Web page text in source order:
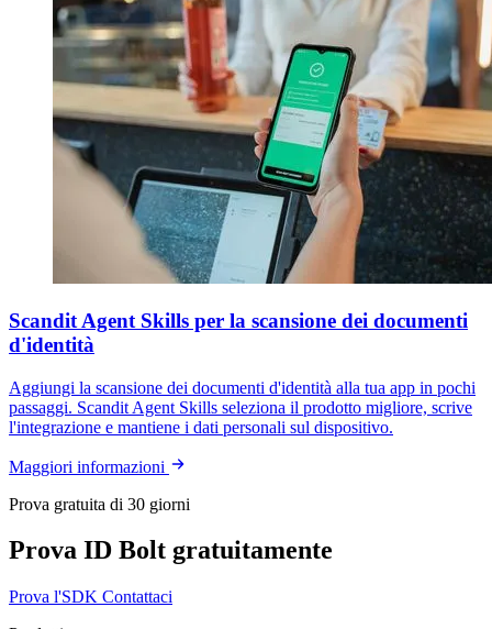
Scandit Agent Skills per la scansione dei documenti
d'identità
Aggiungi la scansione dei documenti d'identità alla tua app in pochi
passaggi. Scandit Agent Skills seleziona il prodotto migliore, scrive
l'integrazione e mantiene i dati personali sul dispositivo.
Maggiori informazioni
Prova gratuita di 30 giorni
Prova ID Bolt gratuitamente
Prova l'SDK Contattaci